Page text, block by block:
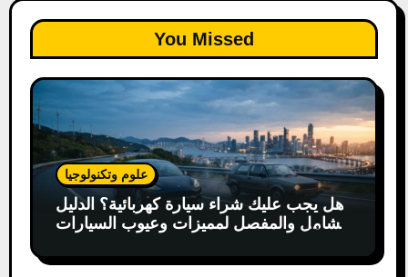
You Missed
علوم وتكنولوجيا
هل يجب عليك شراء سيارة كهربائية؟ الدليل
الشامل والمفصل لمميزات وعيوب السيارات